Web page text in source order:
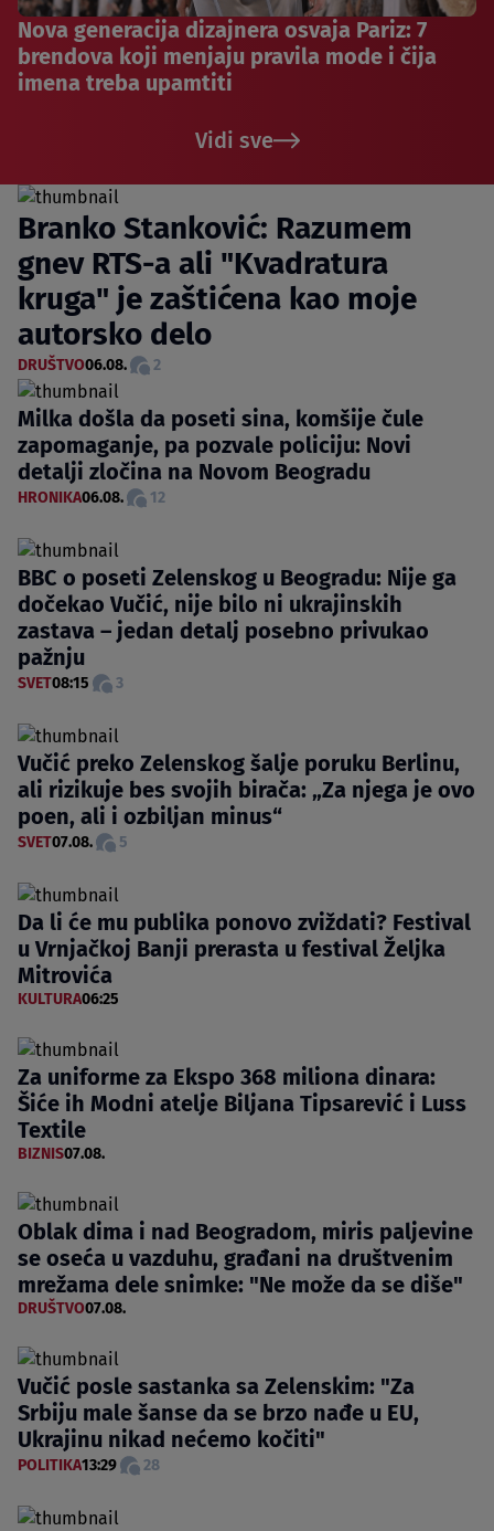
Nova generacija dizajnera osvaja Pariz: 7
brendova koji menjaju pravila mode i čija
imena treba upamtiti
Vidi sve
Branko Stanković: Razumem
gnev RTS-a ali "Kvadratura
kruga" je zaštićena kao moje
autorsko delo
DRUŠTVO06.08. 2
Milka došla da poseti sina, komšije čule
zapomaganje, pa pozvale policiju: Novi
detalji zločina na Novom Beogradu
HRONIKA06.08. 12
BBC o poseti Zelenskog u Beogradu: Nije ga
dočekao Vučić, nije bilo ni ukrajinskih
zastava – jedan detalj posebno privukao
pažnju
SVET08:15 3
Vučić preko Zelenskog šalje poruku Berlinu,
ali rizikuje bes svojih birača: „Za njega je ovo
poen, ali i ozbiljan minus“
SVET07.08. 5
Da li će mu publika ponovo zviždati? Festival
u Vrnjačkoj Banji prerasta u festival Željka
Mitrovića
KULTURA06:25
Za uniforme za Ekspo 368 miliona dinara:
Šiće ih Modni atelje Biljana Tipsarević i Luss
Textile
BIZNIS07.08.
Oblak dima i nad Beogradom, miris paljevine
se oseća u vazduhu, građani na društvenim
mrežama dele snimke: "Ne može da se diše"
DRUŠTVO07.08.
Vučić posle sastanka sa Zelenskim: "Za
Srbiju male šanse da se brzo nađe u EU,
Ukrajinu nikad nećemo kočiti"
POLITIKA13:29 28